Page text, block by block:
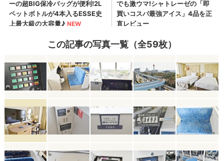
この記事の写真一覧（全59枚）